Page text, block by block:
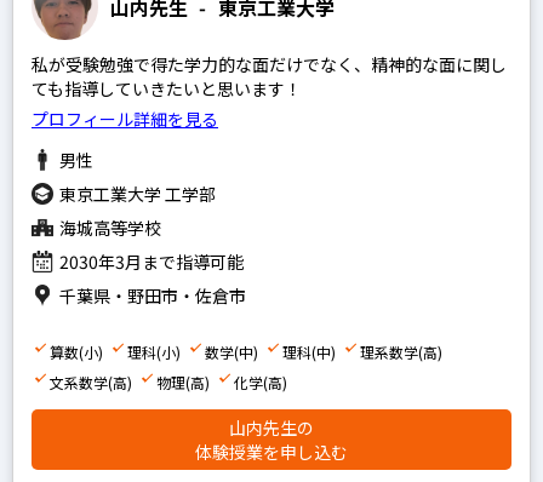
山内先生 - 東京工業大学
私が受験勉強で得た学力的な面だけでなく、精神的な面に関し
ても指導していきたいと思います！
プロフィール詳細を見る
男性
東京工業大学 工学部
海城高等学校
2030年3月まで指導可能
千葉県・野田市・佐倉市
算数(小) 理科(小) 数学(中) 理科(中)
理系数学(高)
文系数学(高)
物理(高) 化学(高)
山内先生の
体験授業を申し込む